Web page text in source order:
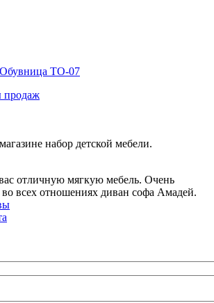
ТО-07
продаж
набор детской мебели.
отличную мягкую мебель. Очень
всех отношениях диван софа Амадей.